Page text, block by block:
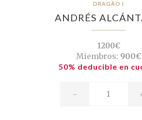
DRAGÃO I
ANDRÉS
1200€
Miembros: 900€
50% deducible en
-